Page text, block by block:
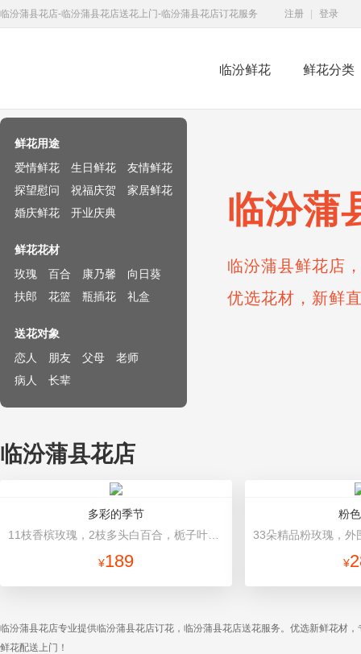
临汾蒲县花店-临汾蒲县花店送花上门-临汾蒲县花店订花服务 注册 登录
临汾鲜花 鲜花分类
临汾蒲
临汾蒲县鲜花店
优选花材，新鲜
鲜花用途
爱情鲜花
生日鲜花
友情鲜花
探望慰问
祝福庆贺
家居鲜花
婚庆鲜花
开业庆典
鲜花花材
玫瑰
百合 康乃馨
向日葵
扶郎
花篮 瓶插花 礼盒
送花对象
恋人
朋友 父母
老师
病人
长辈
临汾蒲县花店
多彩的季节
¥189
粉
¥
临汾蒲县花店专业提供临汾蒲县花店订花，临汾蒲县花店送花服务。优选新鲜花材
鲜花配送上门！